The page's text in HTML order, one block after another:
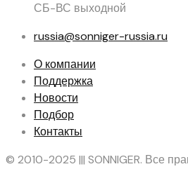
СБ-ВС выходной
russia@sonniger-russia.ru
О компании
Поддержка
Новости
Подбор
Контакты
© 2010-2025 ||| SONNIGER. Все